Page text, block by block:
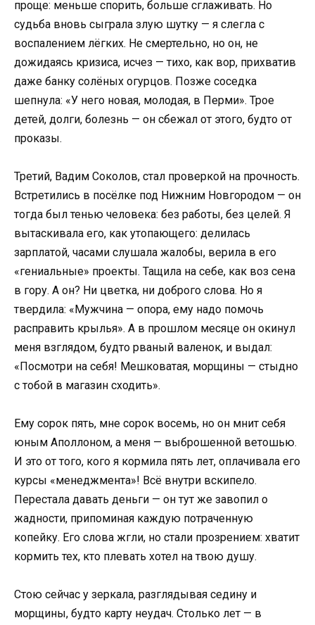
проще: меньше спорить, больше сглаживать. Но
судьба вновь сыграла злую шутку — я слегла с
воспалением лёгких. Не смертельно, но он, не
дожидаясь кризиса, исчез — тихо, как вор, прихватив
даже банку солёных огурцов. Позже соседка
шепнула: «У него новая, молодая, в Перми». Трое
детей, долги, болезнь — он сбежал от этого, будто от
проказы.
Третий, Вадим Соколов, стал проверкой на прочность.
Встретились в посёлке под Нижним Новгородом — он
тогда был тенью человека: без работы, без целей. Я
вытаскивала его, как утопающего: делилась
зарплатой, часами слушала жалобы, верила в его
«гениальные» проекты. Тащила на себе, как воз сена
в гору. А он? Ни цветка, ни доброго слова. Но я
твердила: «Мужчина — опора, ему надо помочь
расправить крылья». А в прошлом месяце он окинул
меня взглядом, будто рваный валенок, и выдал:
«Посмотри на себя! Мешковатая, морщины — стыдно
с тобой в магазин сходить».
Ему сорок пять, мне сорок восемь, но он мнит себя
юным Аполлоном, а меня — выброшенной ветошью.
И это от того, кого я кормила пять лет, оплачивала его
курсы «менеджмента»! Всё внутри вскипело.
Перестала давать деньги — он тут же завопил о
жадности, припоминая каждую потраченную
копейку. Его слова жгли, но стали прозрением: хватит
кормить тех, кто плевать хотел на твою душу.
Стою сейчас у зеркала, разглядывая седину и
морщины, будто карту неудач. Столько лет — в